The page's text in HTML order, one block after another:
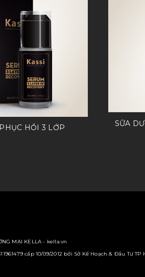
HỒI 3 LỚP
SỮA
MẠI KELLA - kella.vn
cấp 10/09/2012 bởi Sở Kế Hoạch & Đầu Tư TP